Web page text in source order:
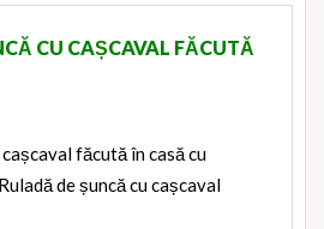
CU CAȘCAVAL FĂCUTĂ
făcută în casă cu
de șuncă cu cașcaval